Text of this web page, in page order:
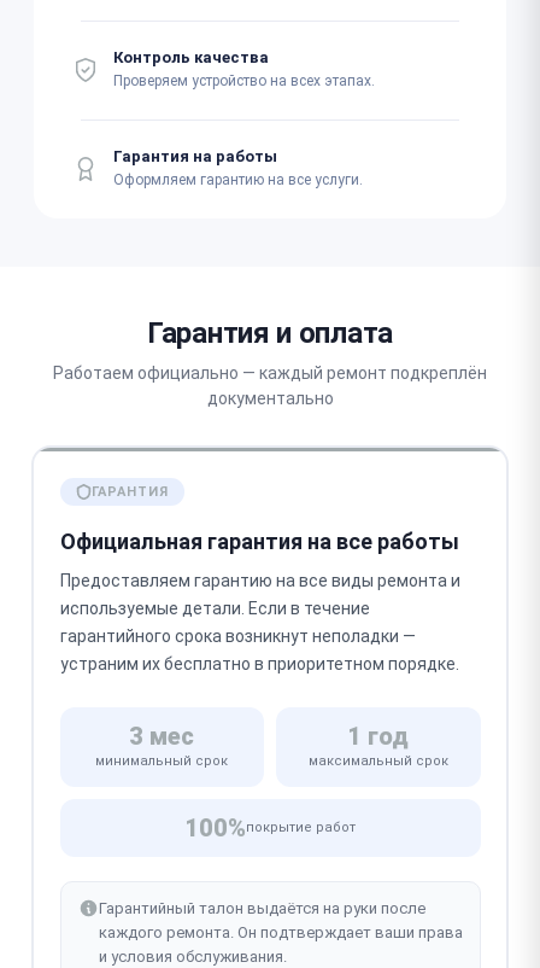
Контроль качества
Проверяем устройство на всех этапах.
Гарантия на работы
Оформляем гарантию на все услуги.
Гарантия и оплата
Работаем официально — каждый ремонт подкреплён
документально
ГАРАНТИЯ
Официальная гарантия на все работы
Предоставляем гарантию на все виды ремонта и
используемые детали. Если в течение
гарантийного срока возникнут неполадки —
устраним их бесплатно в приоритетном порядке.
3 мес
минимальный срок
1 год
максимальный срок
100%покрытие работ
Гарантийный талон выдаётся на руки после
каждого ремонта. Он подтверждает ваши права
и условия обслуживания.